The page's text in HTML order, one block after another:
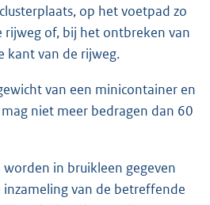
op het voetpad zo
rijweg of, bij het ontbreken van
kant van de rijweg.
van een minicontainer en
niet meer bedragen dan 60
in bruikleen gegeven
van de betreffende